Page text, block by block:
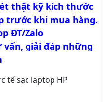
thật kỹ kích thước
trước khi mua hàng.
ĐT/Zalo
vấn, giải đáp những
tế sạc laptop HP